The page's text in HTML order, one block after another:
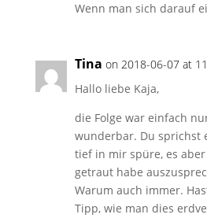
Wenn man sich darauf
Tina on 2018-06-07 at
Hallo liebe Kaja,
die Folge war einfach
wunderbar. Du sprichst
tief in mir spüre, es
getraut habe
Warum auch immer.
Tipp, wie man dies